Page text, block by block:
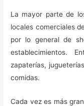
La mayor parte de
locales comerciales
por lo general de
establecimientos.
zapaterías,
comidas.
Cada vez es más